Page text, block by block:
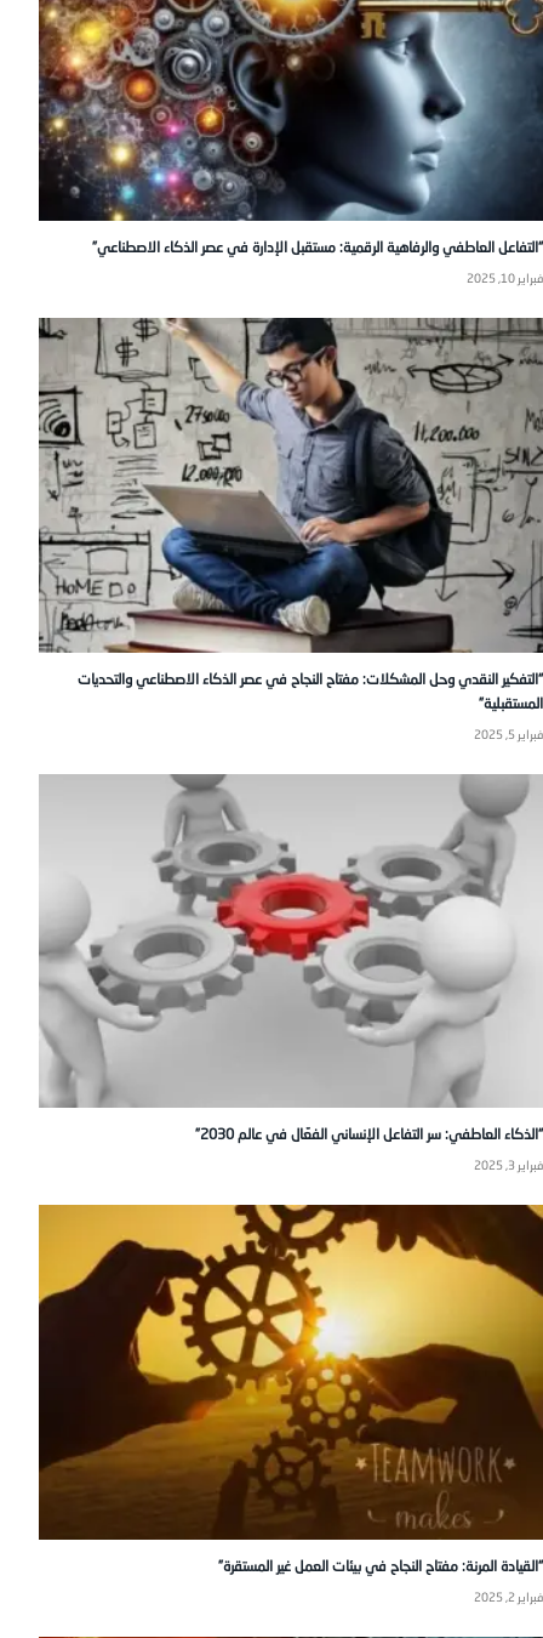
“التفاعل العاطفي والرفاهية الرقمية: مستقبل الإدارة في عصر الذكاء الاصطناعي”
فبراير 10, 2025
“التفكير النقدي وحل المشكلات: مفتاح النجاح في عصر الذكاء الاصطناعي والتحديات
المستقبلية”
فبراير 5, 2025
“الذكاء العاطفي: سر التفاعل الإنساني الفعّال في عالم 2030”
فبراير 3, 2025
“القيادة المرنة: مفتاح النجاح في بيئات العمل غير المستقرة”
فبراير 2, 2025